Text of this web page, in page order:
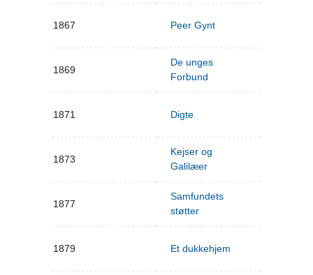
1867 Peer Gynt
1869
De unges
Forbund
1871 Digte
1873
Kejser og
Galilæer
1877
Samfundets
støtter
1879 Et dukkehjem